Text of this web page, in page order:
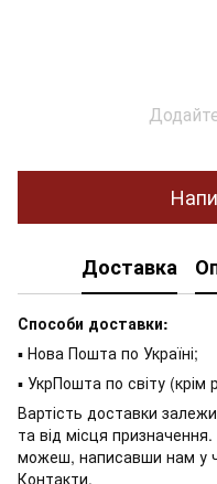
Доставка
Способи доставки:
▪ Нова Пошта по Україні;
▪ УкрПошта по світу (крім
Вартість доставки
та від місця
можеш, написавши нам у
Контакти.